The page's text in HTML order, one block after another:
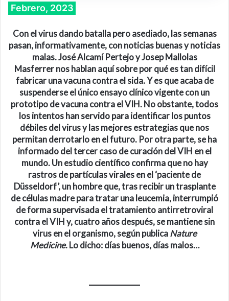
Febrero, 2023
Con el virus dando batalla pero asediado, las semanas
pasan, informativamente, con noticias buenas y noticias
malas. José Alcamí Pertejo y Josep Mallolas
Masferrer nos hablan aquí sobre por qué es tan difícil
fabricar una vacuna contra el sida. Y es que acaba de
suspenderse el único ensayo clínico vigente con un
prototipo de vacuna contra el VIH. No obstante, todos
los intentos han servido para identificar los puntos
débiles del virus y las mejores estrategias que nos
permitan derrotarlo en el futuro. Por otra parte, se ha
informado del tercer caso de curación del VIH en el
mundo. Un estudio científico confirma que no hay
rastros de partículas virales en el ‘paciente de
Düsseldorf’, un hombre que, tras recibir un trasplante
de células madre para tratar una leucemia, interrumpió
de forma supervisada el tratamiento antirretroviral
contra el VIH y, cuatro años después, se mantiene sin
virus en el organismo, según publicaNature
Medicine. Lo dicho: días buenos, días malos…